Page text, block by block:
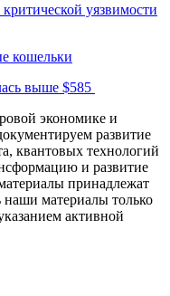
уязвимости
кошельки
выше $585
экономике и
развитие
квантовых технологий
и развитие
принадлежат
материалы только
активной